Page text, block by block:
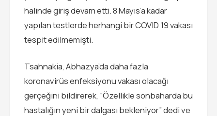
halinde giriş devam etti. 8 Mayıs’a kadar
yapılan testlerde herhangi bir COVID 19 vakası
tespit edilmemişti.
Tsahnakia, Abhazya’da daha fazla
koronavirüs enfeksiyonu vakası olacağı
gerçeğini bildirerek, “Özellikle sonbaharda bu
hastalığın yeni bir dalgası bekleniyor” dedi ve